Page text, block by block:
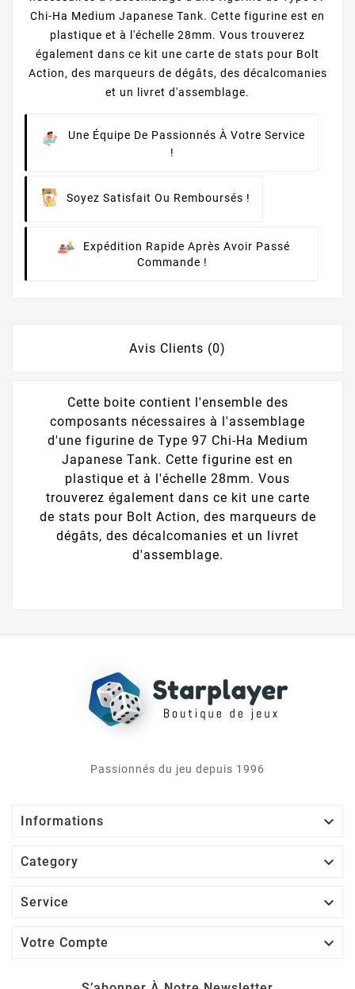
Chi-Ha Medium Japanese Tank. Cette figurine est en
plastique et à l'échelle 28mm. Vous trouverez
également dans ce kit une carte de stats pour Bolt
Action, des marqueurs de dégâts, des décalcomanies
et un livret d'assemblage.
Une Équipe De Passionnés À Votre Service
!
Soyez Satisfait Ou Remboursés !
Expédition Rapide Après Avoir Passé
Commande !
Avis Clients (0)
Cette boite contient l'ensemble des
composants nécessaires à l'assemblage
d'une figurine de Type 97 Chi-Ha Medium
Japanese Tank. Cette figurine est en
plastique et à l'échelle 28mm. Vous
trouverez également dans ce kit une carte
de stats pour Bolt Action, des marqueurs de
dégâts, des décalcomanies et un livret
d'assemblage.
Passionnés du jeu depuis 1996
Informations 
Category 
Service 
Votre Compte 